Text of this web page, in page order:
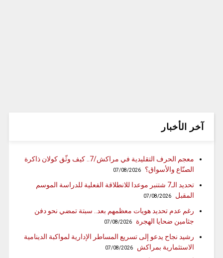
آخر الأخبار
معجم الحرف التقليدية في مراكش/7.. كيف وثّق كولان ذاكرة
الصنّاع والأسواق؟
07/08/2026
تحديد الـ7 شتنبر موعدا للانطلاقة الفعلية للدراسة الموسم
المقبل
07/08/2026
رغم عدم تحديد هويات معظمهم بعد.. سبتة تمضي نحو دفن
جثامين ضحايا الهجرة
07/08/2026
رشيد نجاح يدعو إلى تسريع المساطر الإدارية لمواكبة الدينامية
الاستثمارية بمراكش
07/08/2026